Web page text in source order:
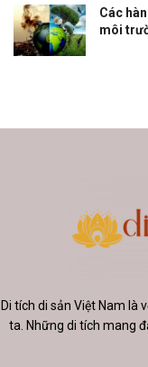
Các
môi
Di tích di sản Việt Nam
ta. Những di tích mang